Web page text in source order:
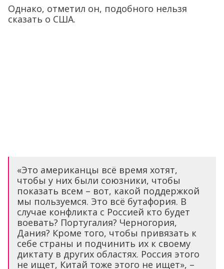
Однако, отметил он, подобного нельзя
сказать о США.
«Это американцы всё время хотят,
чтобы у них были союзники, чтобы
показать всем – вот, какой поддержкой
мы пользуемся. Это всё бутафория. В
случае конфликта с Россией кто будет
воевать? Португалия? Черногория,
Дания? Кроме того, чтобы привязать к
себе страны и подчинить их к своему
диктату в других областях. Россия этого
не ищет, Китай тоже этого не ищет», –